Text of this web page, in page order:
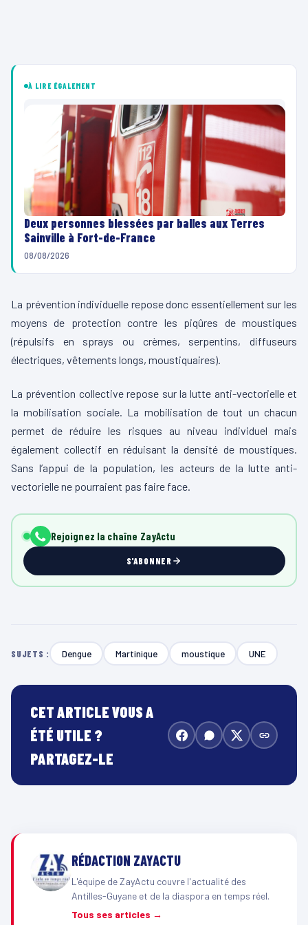
À LIRE ÉGALEMENT
Deux personnes blessées par balles aux Terres
Sainville à Fort-de-France
08/08/2026
La prévention individuelle repose donc essentiellement sur les
moyens de protection contre les piqûres de moustiques
(répulsifs en sprays ou crèmes, serpentins, diffuseurs
électriques, vêtements longs, moustiquaires).
La prévention collective repose sur la lutte anti-vectorielle et
la mobilisation sociale. La mobilisation de tout un chacun
permet de réduire les risques au niveau individuel mais
également collectif en réduisant la densité de moustiques.
Sans l’appui de la population, les acteurs de la lutte anti-
vectorielle ne pourraient pas faire face.
Rejoignez la chaîne ZayActu
S'ABONNER
SUJETS : Dengue Martinique moustique UNE
CET ARTICLE VOUS A
ÉTÉ UTILE ?
PARTAGEZ-LE
RÉDACTION ZAYACTU
L'équipe de ZayActu couvre l'actualité des
Antilles-Guyane et de la diaspora en temps réel.
Tous ses articles →